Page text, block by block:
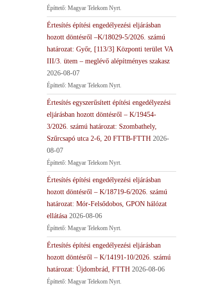
Építtető: Magyar Telekom Nyrt.
Értesítés építési engedélyezési eljárásban
hozott döntésről –K/18029-5/2026. számú
határozat: Győr, [113/3] Központi terület VA
III/3. ütem – meglévő alépítményes szakasz
2026-08-07
Építtető: Magyar Telekom Nyrt.
Értesítés egyszerűsített építési engedélyezési
eljárásban hozott döntésről – K/19454-
3/2026. számú határozat: Szombathely,
Szűrcsapó utca 2-6, 20 FTTB-FTTH 2026-
08-07
Építtető: Magyar Telekom Nyrt.
Értesítés építési engedélyezési eljárásban
hozott döntésről – K/18719-6/2026. számú
határozat: Mór-Felsődobos, GPON hálózat
ellátása 2026-08-06
Építtető: Magyar Telekom Nyrt.
Értesítés építési engedélyezési eljárásban
hozott döntésről – K/14191-10/2026. számú
határozat: Újdombrád, FTTH 2026-08-06
Építtető: Magyar Telekom Nyrt.